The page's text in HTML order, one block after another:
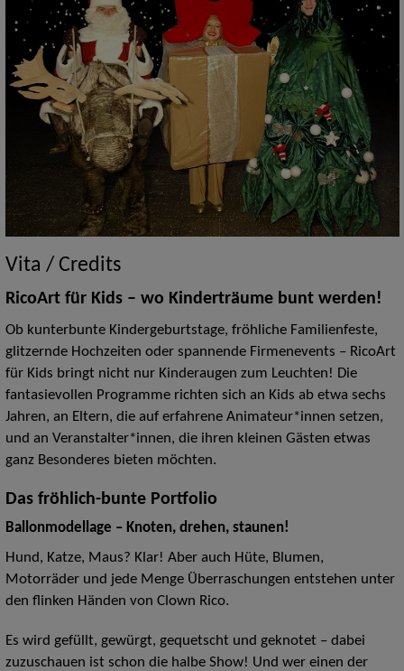
Vita / Credits
RicoArt für Kids – wo Kinderträume bunt werden!
Ob kunterbunte Kindergeburtstage, fröhliche Familienfeste,
glitzernde Hochzeiten oder spannende Firmenevents – RicoArt
für Kids bringt nicht nur Kinderaugen zum Leuchten! Die
fantasievollen Programme richten sich an Kids ab etwa sechs
Jahren, an Eltern, die auf erfahrene Animateur*innen setzen,
und an Veranstalter*innen, die ihren kleinen Gästen etwas
ganz Besonderes bieten möchten.
Das fröhlich-bunte Portfolio
Ballonmodellage – Knoten, drehen, staunen!
Hund, Katze, Maus? Klar! Aber auch Hüte, Blumen,
Motorräder und jede Menge Überraschungen entstehen unter
den flinken Händen von Clown Rico.
Es wird gefüllt, gewürgt, gequetscht und geknotet – dabei
zuzuschauen ist schon die halbe Show! Und wer einen der